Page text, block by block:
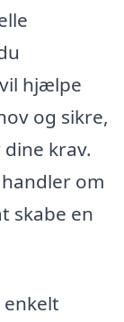
hjælpe
og sikre,
krav.
om
skabe en